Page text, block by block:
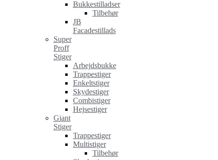
Bukkestilladser
Tilbehør
JB
Facadestillads
Super
Proff
Stiger
Arbejdsbukke
Trappestiger
Enkeltstiger
Skydestiger
Combistiger
Hejsestiger
Giant
Stiger
Trappestiger
Multistiger
Tilbehør